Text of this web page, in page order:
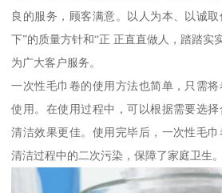
良的服务，顾客满意。以人为本、以诚
下”的质量方针和“正 正直直做人，踏踏实
为广大客户服务。
一次性毛巾卷的使用方法也简单，只需
使用。在使用过程中，可以根据需要选
清洁效果更佳。使用完毕后，一次性毛
清洁过程中的二次污染，保障了家庭卫生。